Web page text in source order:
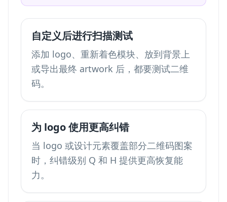
自定义后进行扫描测试
添加 logo、重新着色模块、放到背景上
或导出最终 artwork 后，都要测试二维
码。
为 logo 使用更高纠错
当 logo 或设计元素覆盖部分二维码图案
时，纠错级别 Q 和 H 提供更高恢复能
力。